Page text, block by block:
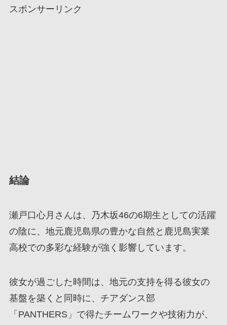
スポンサーリンク
結論
瀬戸口心月さんは、乃木坂46の6期生としての活躍
の陰に、地元鹿児島県の豊かな自然と鹿児島実業
高校での多彩な経験が強く影響しています。
彼女が過ごした時間は、地元の支持を得る彼女の
基盤を築くと同時に、チアダンス部
「PANTHERS」で得たチームワークや技術力が、